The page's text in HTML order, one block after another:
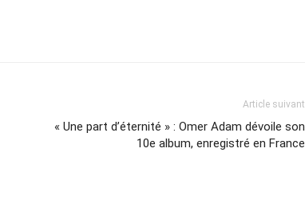
Article suivant
« Une part d’éternité » : Omer Adam dévoile son
10e album, enregistré en France